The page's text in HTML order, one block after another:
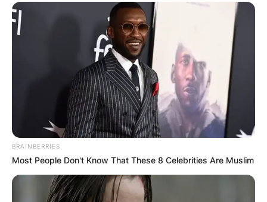
BRAINBERRIES
Most People Don't Know That These 8 Celebrities Are Muslim